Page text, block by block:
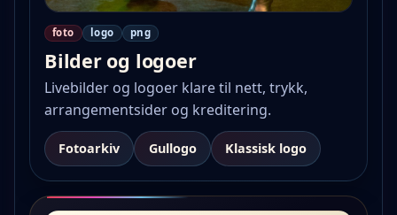
foto logo png
Bilder og logoer
Livebilder og logoer klare til nett, trykk,
arrangementsider og kreditering.
Fotoarkiv Gullogo Klassisk logo